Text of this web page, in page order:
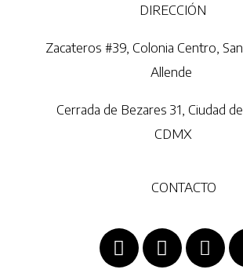
DIRECCIÓN
Zacateros #39, Colonia Centro,
Allende
Cerrada de Bezares 31, Ciudad
CDMX
CONTACTO